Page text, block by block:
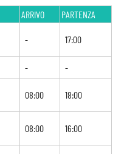
ARRIVO PARTENZA
- 17:00
- -
08:00 18:00
08:00 16:00